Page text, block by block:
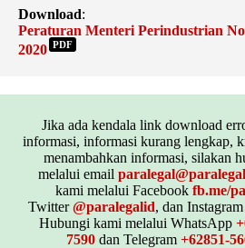
Download:
Peraturan Menteri Perindustrian
2020 PDF
Jika ada kendala link download
informasi, informasi kurang lengkap,
menambahkan informasi, silakan
melalui email
kami melalui Facebook fb.me/
Twitter@paralegalid, dan
Hubungi kami melalui WhatsApp
7590dan Telegram +62851-